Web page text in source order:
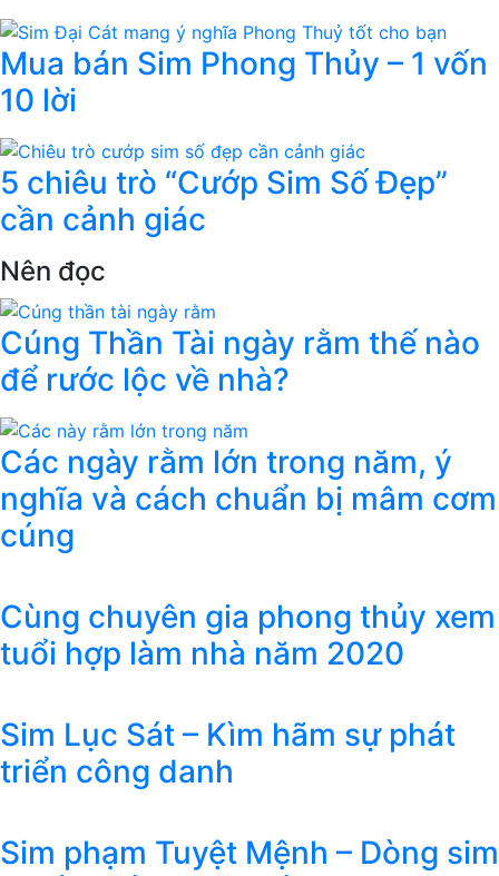
Mua bán Sim Phong Thủy – 1 vốn
10 lời
5 chiêu trò “Cướp Sim Số Đẹp”
cần cảnh giác
Nên đọc
Cúng Thần Tài ngày rằm thế nào
để rước lộc về nhà?
Các ngày rằm lớn trong năm, ý
nghĩa và cách chuẩn bị mâm cơm
cúng
Cùng chuyên gia phong thủy xem
tuổi hợp làm nhà năm 2020
Sim Lục Sát – Kìm hãm sự phát
triển công danh
Sim phạm Tuyệt Mệnh – Dòng sim